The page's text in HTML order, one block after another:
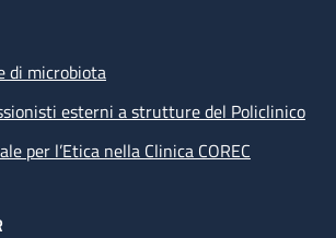
di microbiota
esterni a strutture del Policlinico
per l’Etica nella Clinica COREC